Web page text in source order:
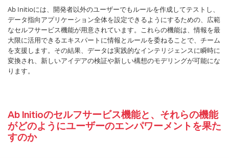
Ab Initioには、開発者以外のユーザーでもルールを作成してテストし、
データ指向アプリケーション全体を設定できるようにするための、広範
なセルフサービス機能が用意されています。これらの機能は、情報を最
大限に活用できるエキスパートに情報とルールを委ねることで、チーム
を支援します。その結果、データは実践的なインテリジェンスに瞬時に
変換され、新しいアイデアの検証や新しい構想のモデリングが可能にな
ります。
Ab Initioのセルフサービス機能と、それらの機能
がどのようにユーザーのエンパワーメントを果た
すのか